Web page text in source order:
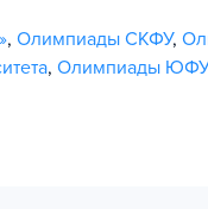
, Олимпиады СКФУ,
, Олимпиады ЮФУ